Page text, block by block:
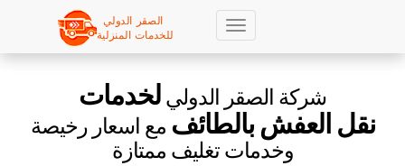
شركة الصقر الدوليلخدمات
نقل العفش بالطائفمع اسعار رخيصة
وخدمات تغليف ممتازة